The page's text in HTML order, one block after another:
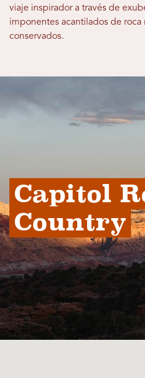
viaje inspirador a través de
imponentes acantilados de roca
conservados.
Capitol
Country